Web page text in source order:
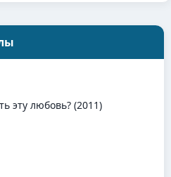
эту любовь? (2011)